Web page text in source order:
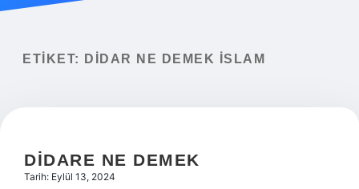
ETIKET: DIDAR NE DEMEK ISLAM
DIDARE NE DEMEK
Tarih: Eylül 13, 2024